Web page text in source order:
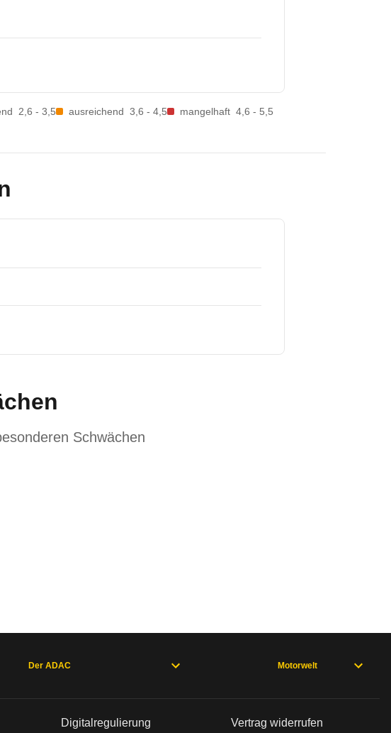
2,6 - 3,5 ausreichend 3,6 - 4,5 mangelhaft 4,6 - 5,5
Schwächen
Der ADAC Motorwelt
Digitalregulierung Vertrag widerrufen